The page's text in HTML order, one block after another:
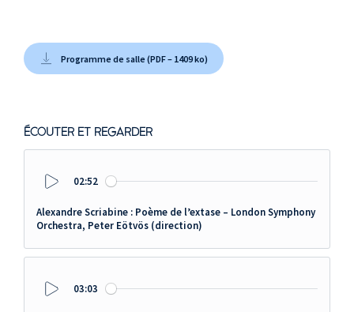
Programme de salle (PDF – 1409 ko)
ÉCOUTER ET REGARDER
02:52
Alexandre Scriabine : Poème de l’extase – London Symphony
Orchestra, Peter Eötvös (direction)
03:03